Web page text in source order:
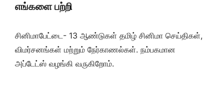
எங்களை பற்றி
சினிமாபேட்டை- 13 ஆண்டுகள் தமிழ் சினிமா செய்திகள்,
விமர்சனங்கள் மற்றும் நேர்காணல்கள். நம்பகமான
அப்டேட்ஸ் வழங்கி வருகிறோம்.